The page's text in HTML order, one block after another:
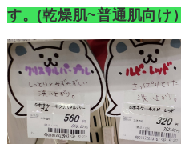
す。(乾燥肌~普通肌向け）